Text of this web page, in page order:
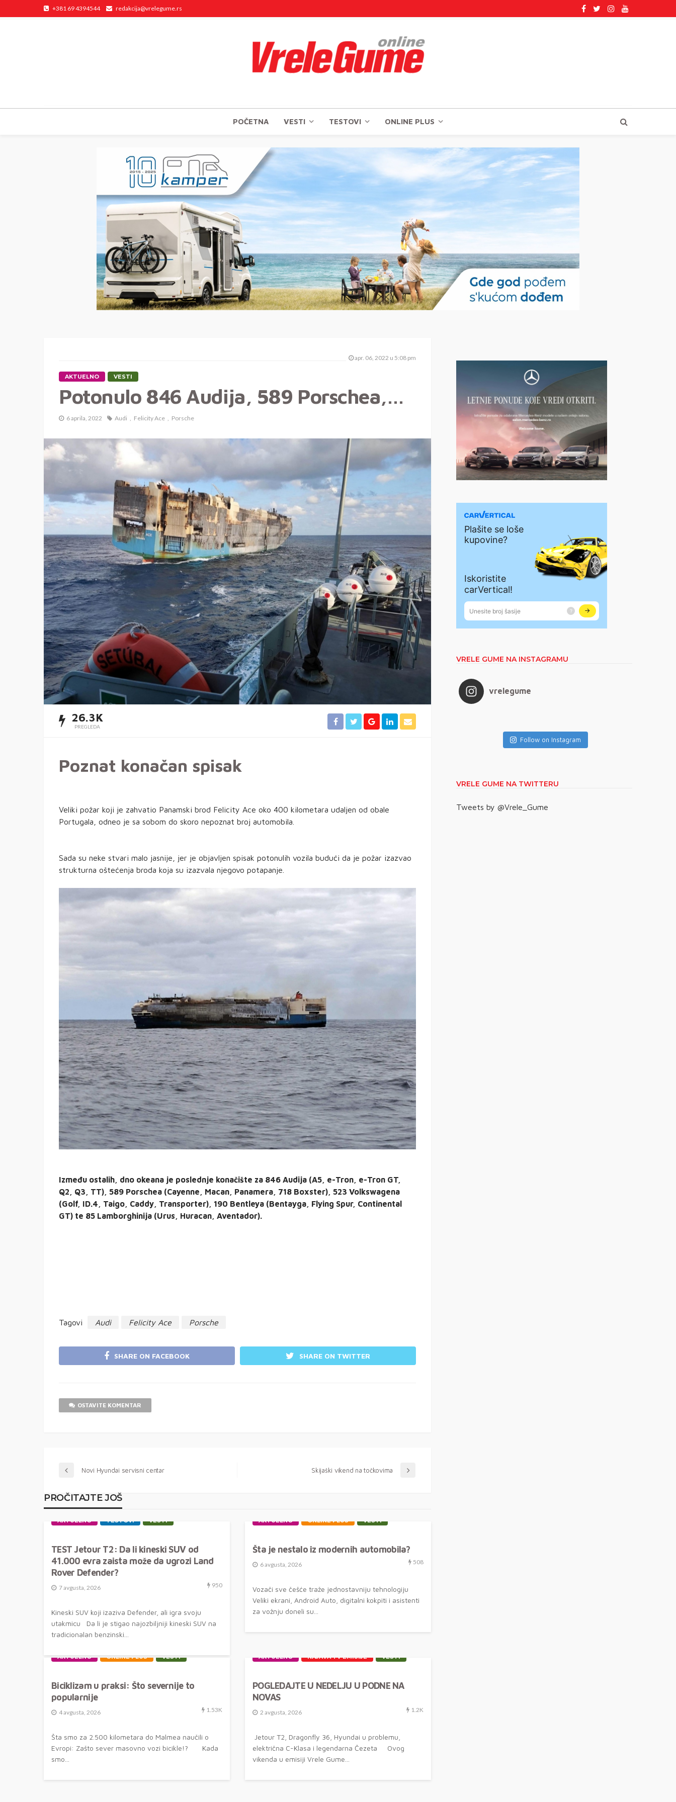
+381 69 4394544 redakcija@vrelegume.rs
POČETNA VESTI TESTOVI ONLINE PLUS
apr. 06, 2022 u 5:08 pm
AKTUELNO VESTI
Potonulo 846 Audija, 589 Porschea,…
6 aprila, 2022 Audi Felicity Ace Porsche
26.3K
PREGLEDA
Poznat konačan spisak
Veliki požar koji je zahvatio Panamski brod Felicity Ace oko 400 kilometara udaljen od obale
Portugala, odneo je sa sobom do skoro nepoznat broj automobila.
Sada su neke stvari malo jasnije, jer je objavljen spisak potonulih vozila budući da je požar izazvao
strukturna oštećenja broda koja su izazvala njegovo potapanje.
Između ostalih, dno okeana je poslednje konačište za 846 Audija (A5, e-Tron, e-Tron GT,
Q2, Q3, TT), 589 Porschea (Cayenne, Macan, Panamera, 718 Boxster), 523 Volkswagena
(Golf, ID.4, Taigo, Caddy, Transporter), 190 Bentleya (Bentayga, Flying Spur, Continental
GT) te 85 Lamborghinija (Urus, Huracan, Aventador).
Tagovi Audi Felicity Ace Porsche
SHARE ON FACEBOOK SHARE ON TWITTER
OSTAVITE KOMENTAR
Novi Hyundai servisni centar Skijaški vikend na točkovima
PROČITAJTE JOŠ
AKTUELNO TESTOVI VESTI
TEST Jetour T2: Da li kineski SUV od
41.000 evra zaista može da ugrozi Land
Rover Defender?
7 avgusta, 2026 950
Kineski SUV koji izaziva Defender, ali igra svoju
utakmicu Da li je stigao najozbiljniji kineski SUV na
tradicionalan benzinski...
AKTUELNO ONLINE PLUS VESTI
Šta je nestalo iz modernih automobila?
6 avgusta, 2026 508
Vozači sve češće traže jednostavniju tehnologiju
Veliki ekrani, Android Auto, digitalni kokpiti i asistenti
za vožnju doneli su...
AKTUELNO ONLINE PLUS VESTI
Biciklizam u praksi: Što severnije to
popularnije
4 avgusta, 2026 1.53K
Šta smo za 2.500 kilometara do Malmea naučili o
Evropi: Zašto sever masovno vozi bicikle!? Kada
smo...
AKTUELNO NAJAVA TV EMISIJE VESTI
POGLEDAJTE U NEDELJU U PODNE NA
NOVAS
2 avgusta, 2026 1.2K
Jetour T2, Dragonfly 36, Hyundai u problemu,
električna C-Klasa i legendarna Čezeta Ovog
vikenda u emisiji Vrele Gume...
VRELE GUME NA INSTAGRAMU
vrelegume
Follow on Instagram
VRELE GUME NA TWITTERU
Tweets by @Vrele_Gume